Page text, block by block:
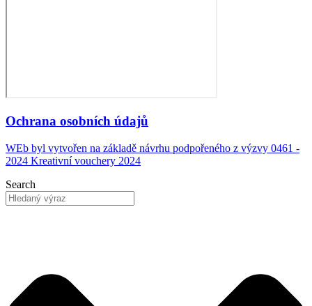
Ochrana osobních údajů
WEb byl vytvořen na základě návrhu podpořeného z výzvy 0461 -
2024 Kreativní vouchery 2024
Search